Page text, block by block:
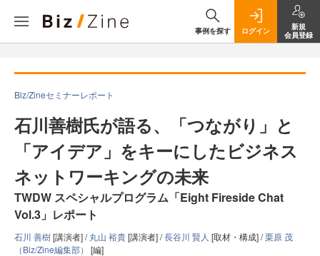
事例を探す ログイン
新規
会員登録
Biz/Zineセミナーレポート
石川善樹氏が語る、「つながり」と
「アイデア」をキーにしたビジネス
ネットワーキングの未来
TWDW スペシャルプログラム「Eight Fireside Chat
Vol.3」レポート
石川 善樹[講演者] /丸山 裕貴[講演者] /長谷川 賢人 [取材・構成] /栗原 茂
（Biz/Zine編集部） [編]